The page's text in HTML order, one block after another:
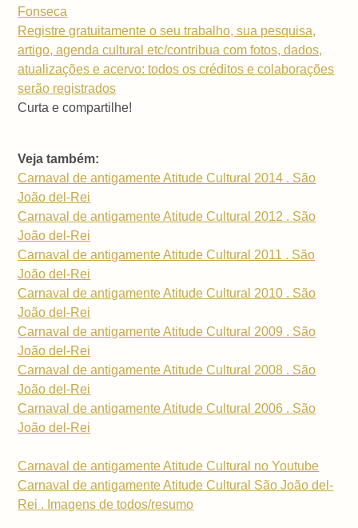
Fonseca
Registre gratuitamente o seu trabalho, sua pesquisa,
artigo, agenda cultural etc/contribua com fotos, dados,
atualizações e acervo: todos os créditos e colaborações
serão registrados
Curta e compartilhe!
Veja também:
Carnaval de antigamente Atitude Cultural 2014 . São
João del-Rei
Carnaval de antigamente Atitude Cultural 2012 . São
João del-Rei
Carnaval de antigamente Atitude Cultural 2011 . São
João del-Rei
Carnaval de antigamente Atitude Cultural 2010 . São
João del-Rei
Carnaval de antigamente Atitude Cultural 2009 . São
João del-Rei
Carnaval de antigamente Atitude Cultural 2008 . São
João del-Rei
Carnaval de antigamente Atitude Cultural 2006 . São
João del-Rei
Carnaval de antigamente Atitude Cultural no Youtube
Carnaval de antigamente Atitude Cultural São João del-
Rei . Imagens de todos/resumo